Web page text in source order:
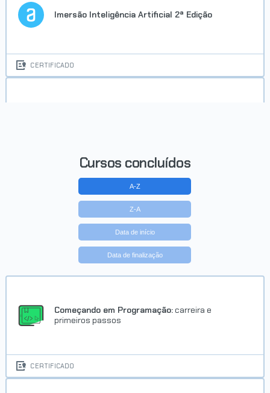
Imersão Inteligência Artificial 2ª Edição
CERTIFICADO
Cursos concluídos
A-Z
Z-A
Data de início
Data de finalização
Começando em Programação: carreira e
primeiros passos
CERTIFICADO